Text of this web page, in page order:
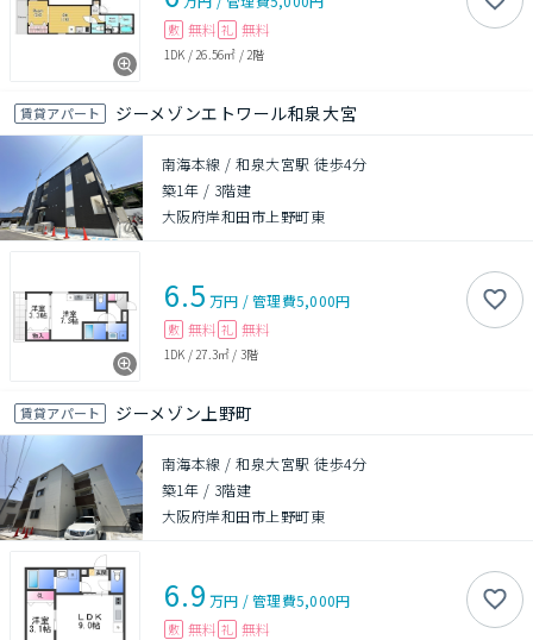
敷 無料 礼 無料
1DK / 26.56㎡ / 2階
賃貸アパート ジーメゾンエトワール和泉大宮
南海本線 / 和泉大宮駅 徒歩4分
築1年 / 3階建
大阪府岸和田市上野町東
6.5 万円 /管理費5,000円
敷 無料 礼 無料
1DK / 27.3㎡ / 3階
賃貸アパート ジーメゾン上野町
南海本線 / 和泉大宮駅 徒歩4分
築1年 / 3階建
大阪府岸和田市上野町東
6.9 万円 /管理費5,000円
敷 無料 礼 無料